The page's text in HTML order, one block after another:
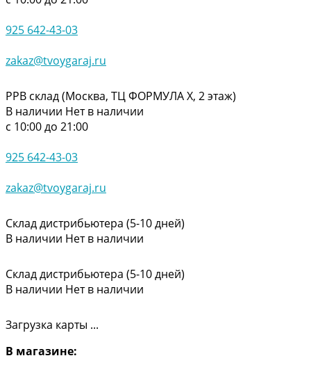
925 642-43-03
zakaz@tvoygaraj.ru
РРВ склад (Москва, ТЦ ФОРМУЛА Х, 2 этаж)
В наличии Нет в наличии
с 10:00 до 21:00
925 642-43-03
zakaz@tvoygaraj.ru
Склад дистрибьютера (5-10 дней)
В наличии Нет в наличии
Склад дистрибьютера (5-10 дней)
В наличии Нет в наличии
Загрузка карты ...
В магазине: